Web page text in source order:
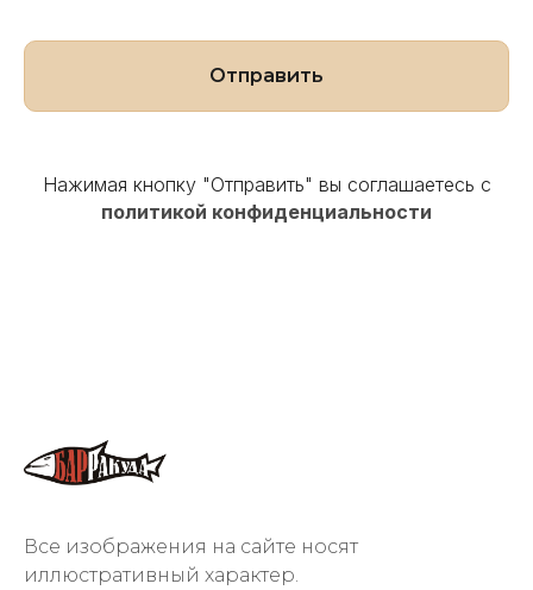
Отправить
Нажимая кнопку "Отправить" вы соглашаетесь с
политикой конфиденциальности
Все изображения на сайте носят
иллюстративный характер.